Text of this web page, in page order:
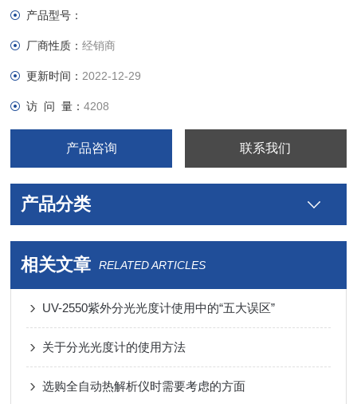
? 满足甚至超过美国和欧洲药典, USEPA, ASTM和 Standard
?
产品型号：
厂商性质：经销商
更新时间： 2022-12-29
访 问 量：4208
产品咨询 联系我们
产品分类
相关文章 RELATED ARTICLES
UV-2550紫外分光光度计使用中的“五大误区”
关于分光光度计的使用方法
选购全自动热解析仪时需要考虑的方面